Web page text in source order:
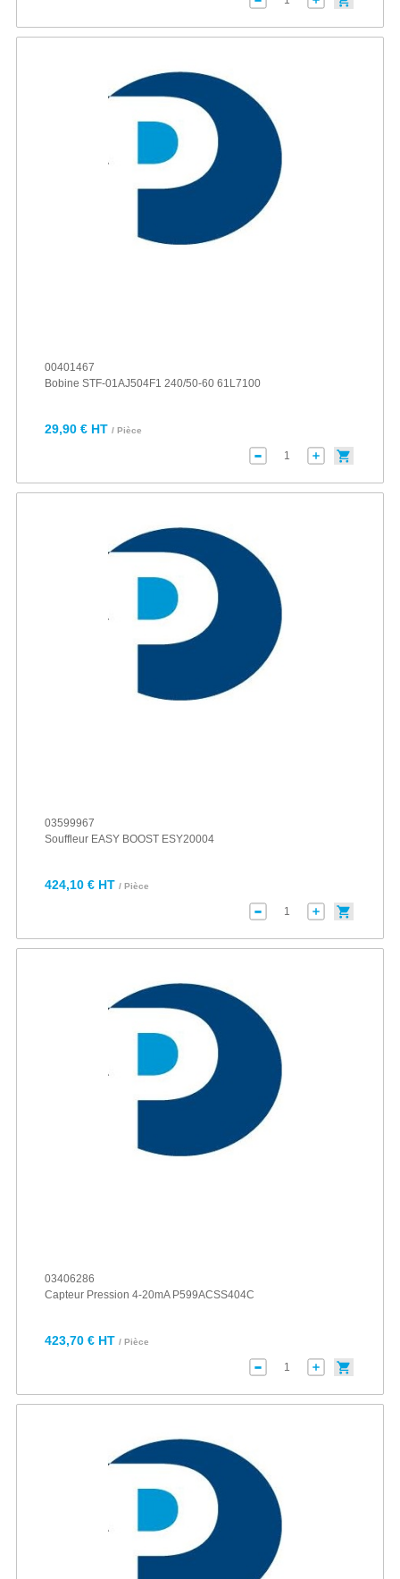
00401467
Bobine STF-01AJ504F1 240/50-60 61L7100
29,90 € HT / Pièce
03599967
Souffleur EASY BOOST ESY20004
424,10 € HT / Pièce
03406286
Capteur Pression 4-20mA P599ACSS404C
423,70 € HT / Pièce